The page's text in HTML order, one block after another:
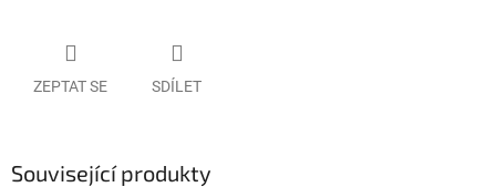
ZEPTAT SE SDÍLET
Související produkty